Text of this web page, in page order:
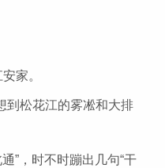
家。
到松花江的雾凇和大排
”，时不时蹦出几句“干